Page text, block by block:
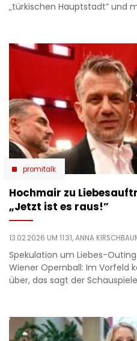
„türkischen Hauptstadt” und
promitalk
Hochmair zu
„Jetzt ist es raus!”
13.02.2026 UM 11:31,ANNA
Spekulation um Liebes-
Wiener Opernball: Im Vorfeld
über, das sagt der